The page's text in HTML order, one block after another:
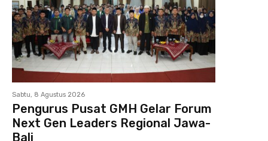
Sabtu, 8 Agustus 2026
Pengurus Pusat GMH Gelar Forum
Next Gen Leaders Regional Jawa-
Bali